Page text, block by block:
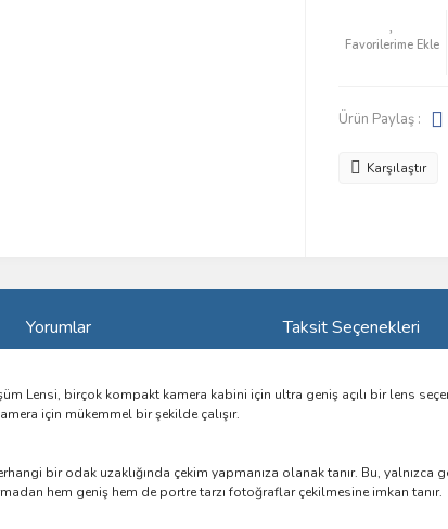
Ürün Paylaş :
Karşılaştır
Yorumlar Taksit Seçenekleri
Lensi, birçok kompakt kamera kabini için ultra geniş açılı bir lens
için mükemmel bir şekilde çalışır.
bir odak uzaklığında çekim yapmanıza olanak tanır. Bu, yalnızca
hem geniş hem de portre tarzı fotoğraflar çekilmesine imkan tanır.